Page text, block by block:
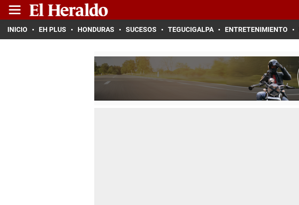
INICIO EH PLUS HONDURAS SUCESOS TEGUCIGALPA ENTRETENIMIENTO